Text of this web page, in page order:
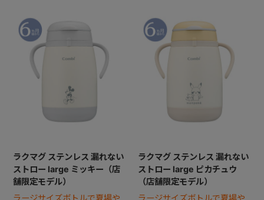
ラクマグ ステンレス 漏れない
ストロー large ミッキー（店
舗限定モデル）
ラージサイズボトルで夏場や
ラクマグ ステンレス 漏れない
ストロー large ピカチュウ
（店舗限定モデル）
ラージサイズボトルで夏場や